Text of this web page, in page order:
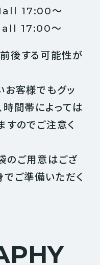
17:00～
17:00～
後する可能性が
お客様でもグッ
間帯によっては
すのでご注意く
のご用意はござ
でご準備いただく